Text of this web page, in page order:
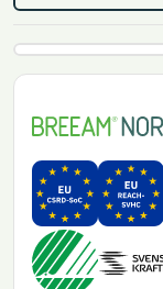
BREEAM NOR
EU CSRD –
EU
Svanen – Nya